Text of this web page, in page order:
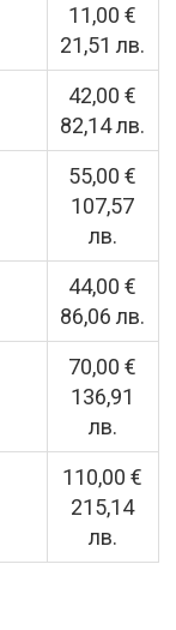
11,00 €
21,51 лв.
42,00 €
82,14 лв.
55,00 €
107,57
лв.
44,00 €
86,06 лв.
70,00 €
136,91
лв.
110,00 €
215,14
лв.